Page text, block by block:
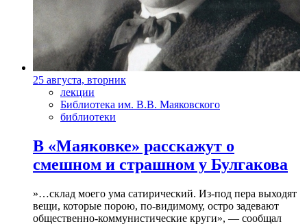
25 августа, вторник
лекции
Библиотека им. В.В. Маяковского
библиотеки
В «Маяковке» расскажут о
смешном и страшном у Булгакова
»…склад моего ума сатирический. Из-под пера выходят
вещи, которые порою, по-видимому, остро задевают
общественно-коммунистические круги», — сообщал